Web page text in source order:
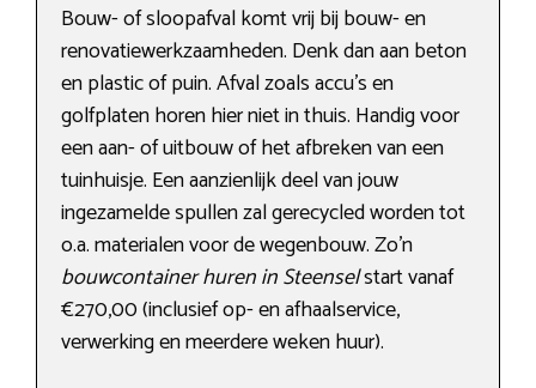
Bouw- of sloopafval komt vrij bij bouw- en
renovatiewerkzaamheden. Denk dan aan beton
en plastic of puin. Afval zoals accu’s en
golfplaten horen hier niet in thuis. Handig voor
een aan- of uitbouw of het afbreken van een
tuinhuisje. Een aanzienlijk deel van jouw
ingezamelde spullen zal gerecycled worden tot
o.a. materialen voor de wegenbouw. Zo’n
bouwcontainer huren in Steenselstart vanaf
€270,00 (inclusief op- en afhaalservice,
verwerking en meerdere weken huur).